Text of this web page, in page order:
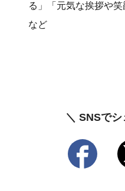
る」「元気な挨拶や笑
など
＼ SNSで